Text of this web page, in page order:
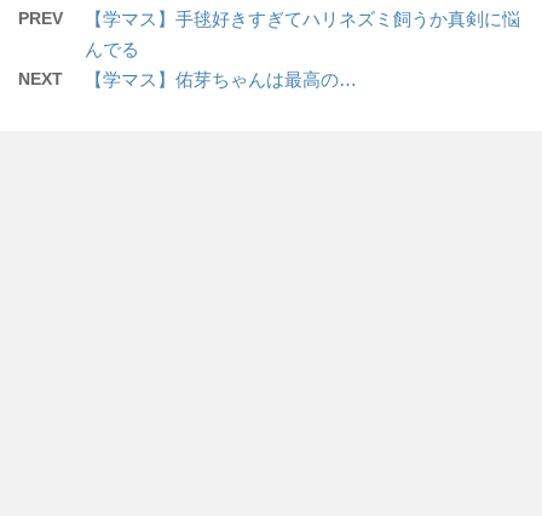
PREV
【学マス】手毬好きすぎてハリネズミ飼うか真剣に悩
んでる
NEXT 【学マス】佑芽ちゃんは最高の…